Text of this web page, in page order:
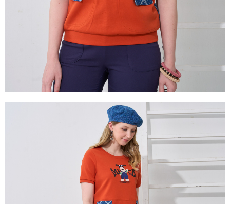
權轉讓予恩沛科技股份有限公司。
２．關於個人資料處理事宜，請瀏覽以下網址：
https://aftee.tw/terms/#terms3
３．未成年的使用者請事先徵得法定代理人或監護人之同意方可使用
「AFTEE先享後付」，若未經同意申辦者引起之損失，本公司不負相關責
４．使用「AFTEE先享後付」時，將依據個別帳號之用戶狀況，依本公司即
時審查核予不同之上限額度；若仍有額度不足之情形，本公司將視審查結果
請求用戶進行身份認證。
５．嚴禁一人註冊多個帳號或使用他人資訊註冊。若發現惡意使用之情形，